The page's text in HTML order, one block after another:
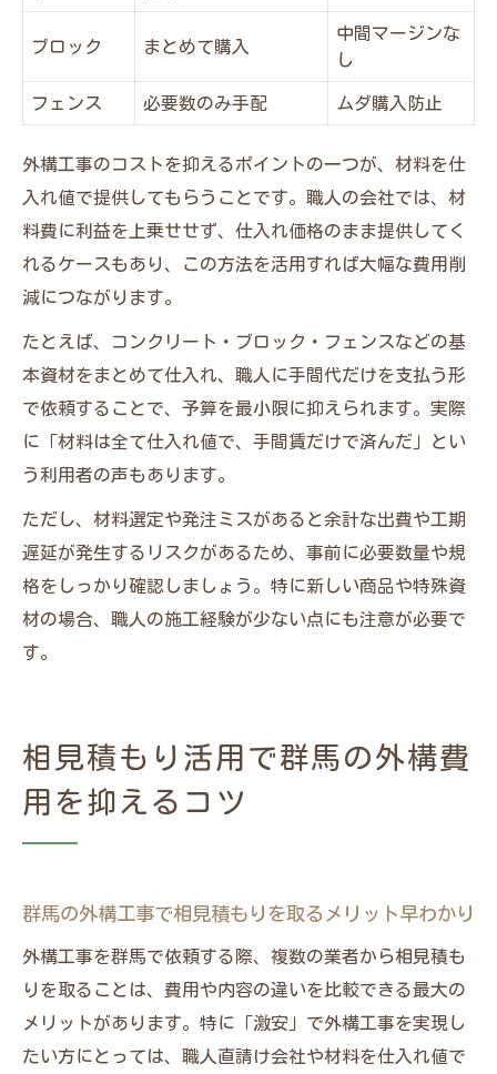
ブロック まとめて購入
中間マージンな
し
フェンス 必要数のみ手配 ムダ購入防止
外構工事のコストを抑えるポイントの一つが、材料を仕
入れ値で提供してもらうことです。職人の会社では、材
料費に利益を上乗せせず、仕入れ価格のまま提供してく
れるケースもあり、この方法を活用すれば大幅な費用削
減につながります。
たとえば、コンクリート・ブロック・フェンスなどの基
本資材をまとめて仕入れ、職人に手間代だけを支払う形
で依頼することで、予算を最小限に抑えられます。実際
に「材料は全て仕入れ値で、手間賃だけで済んだ」とい
う利用者の声もあります。
ただし、材料選定や発注ミスがあると余計な出費や工期
遅延が発生するリスクがあるため、事前に必要数量や規
格をしっかり確認しましょう。特に新しい商品や特殊資
材の場合、職人の施工経験が少ない点にも注意が必要で
す。
相見積もり活用で群馬の外構費
用を抑えるコツ
群馬の外構工事で相見積もりを取るメリット早わかり
外構工事を群馬で依頼する際、複数の業者から相見積も
りを取ることは、費用や内容の違いを比較できる最大の
メリットがあります。特に「激安」で外構工事を実現し
たい方にとっては、職人直請け会社や材料を仕入れ値で